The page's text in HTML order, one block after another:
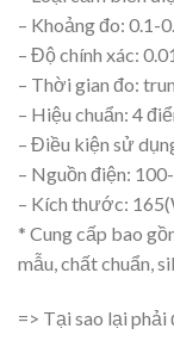
– Khoảng đo: 0.1-
– Độ chính xác:
– Thời gian đo:
– Hiệu chuẩn: 4
– Điều kiện sử
– Nguồn điện:
– Kích thước:
* Cung cấp bao
mẫu, chất chuẩn,
=> Tại sao lại